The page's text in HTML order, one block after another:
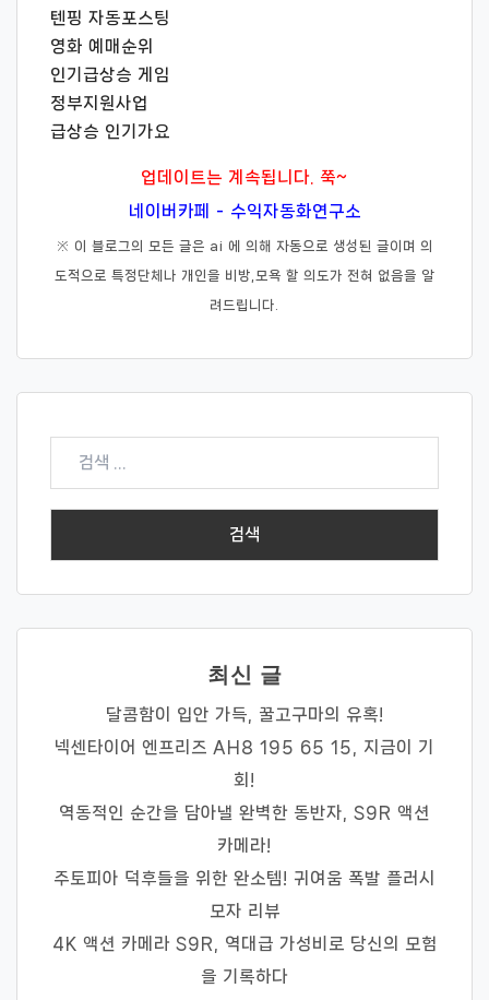
텐핑 자동포스팅
영화 예매순위
인기급상승 게임
정부지원사업
급상승 인기가요
업데이트는 계속됩니다. 쭉~
네이버카페 - 수익자동화연구소
※ 이 블로그의 모든 글은 ai 에 의해 자동으로 생성된 글이며 의
도적으로 특정단체나 개인을 비방,모욕 할 의도가 전혀 없음을 알
려드립니다.
검
최신 글
달콤함이 입안 가득, 꿀고구마의 유혹!
넥센타이어 엔프리즈 AH8 195 65 15, 지금이 기
회!
역동적인 순간을 담아낼 완벽한 동반자, S9R 액션
카메라!
주토피아 덕후들을 위한 완소템! 귀여움 폭발 플러시
모자 리뷰
4K 액션 카메라 S9R, 역대급 가성비로 당신의 모험
을 기록하다